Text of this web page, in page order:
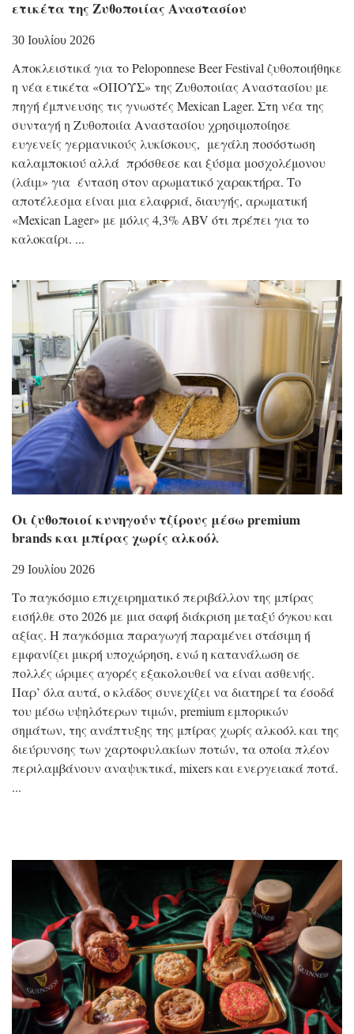
ετικέτα της Ζυθοποιίας Αναστασίου
30 Ιουλίου 2026
Αποκλειστικά για το Peloponnese Beer Festival ζυθοποιήθηκε
η νέα ετικέτα «ΟΠΟΥΣ» της Ζυθοποιίας Αναστασίου με
πηγή έμπνευσης τις γνωστές Mexican Lager. Στη νέα της
συνταγή η Ζυθοποιία Αναστασίου χρησιμοποίησε
ευγενείς γερμανικούς λυκίσκους, μεγάλη ποσόστωση
καλαμποκιού αλλά πρόσθεσε και ξύσμα μοσχολέμονου
(λάιμ» για ένταση στον αρωματικό χαρακτήρα. Το
αποτέλεσμα είναι μια ελαφριά, διαυγής, αρωματική
«Mexican Lager» με μόλις 4,3% ABV ότι πρέπει για το
καλοκαίρι.
Οι ζυθοποιοί κυνηγούν τζίρους μέσω premium
brands και μπίρας χωρίς αλκοόλ
29 Ιουλίου 2026
Το παγκόσμιο επιχειρηματικό περιβάλλον της μπίρας
εισήλθε στο 2026 με μια σαφή διάκριση μεταξύ όγκου και
αξίας. Η παγκόσμια παραγωγή παραμένει στάσιμη ή
εμφανίζει μικρή υποχώρηση, ενώ η κατανάλωση σε
πολλές ώριμες αγορές εξακολουθεί να είναι ασθενής.
Παρ’ όλα αυτά, ο κλάδος συνεχίζει να διατηρεί τα έσοδά
του μέσω υψηλότερων τιμών, premium εμπορικών
σημάτων, της ανάπτυξης της μπίρας χωρίς αλκοόλ και της
διεύρυνσης των χαρτοφυλακίων ποτών, τα οποία πλέον
περιλαμβάνουν αναψυκτικά, mixers και ενεργειακά ποτά.